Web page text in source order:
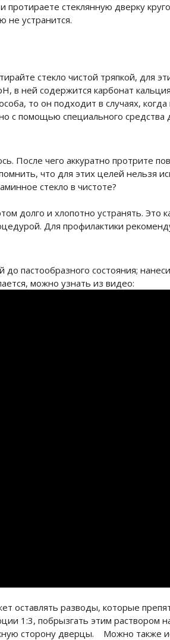
протираете стеклянную дверку
не устранится.
стекло чистой тряпкой, для
в ней содержится карбонат
то он подходит в случаях,
с помощью специального средства
После чего аккуратно протрите
что для этих целей нельзя
стекло в чистоте?
долго и хлопотно устранять. Это
Для профилактики
пастообразного состояния;
можно узнать из видео:
оставлять разводы, которые
1:3, побрызгать этим раствором
сторону дверцы. Можно также